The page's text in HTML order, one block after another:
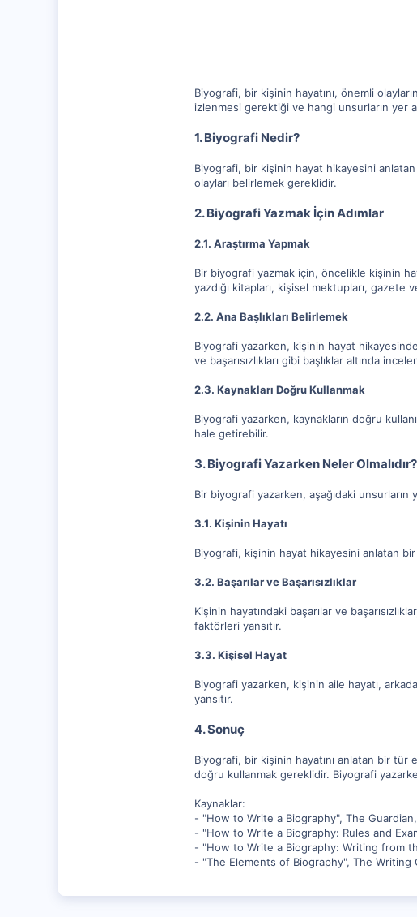
Biyografi, bir kişinin hayatını, önemli
izlenmesi gerektiği ve hangi unsurların yer
1. Biyografi Nedir?
Biyografi, bir kişinin hayat hikayesini
olayları belirlemek gereklidir.
2. Biyografi Yazmak İçin Adımlar
2.1. Araştırma Yapmak
Bir biyografi yazmak için, öncelikle kişinin
yazdığı kitapları, kişisel mektupları, gazete
2.2. Ana Başlıkları Belirlemek
Biyografi yazarken, kişinin hayat
ve başarısızlıkları gibi başlıklar altında
2.3. Kaynakları Doğru Kullanmak
Biyografi yazarken, kaynakların doğru
hale getirebilir.
3. Biyografi Yazarken Neler Olmalıdır?
Bir biyografi yazarken, aşağıdaki unsurların
3.1. Kişinin Hayatı
Biyografi, kişinin hayat hikayesini anlatan
3.2. Başarılar ve Başarısızlıklar
Kişinin hayatındaki başarılar ve
faktörleri yansıtır.
3.3. Kişisel Hayat
Biyografi yazarken, kişinin aile hayatı,
yansıtır.
4. Sonuç
Biyografi, bir kişinin hayatını anlatan bir tür
doğru kullanmak gereklidir. Biyografi
Kaynaklar:
- "How to Write a Biography", The
- "How to Write a Biography: Rules and
- "How to Write a Biography: Writing from
- "The Elements of Biography", The